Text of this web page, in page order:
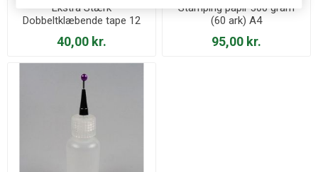
Ekstra Stærk
Dobbeltklæbende tape 12
mm 50 m
40,00 kr.
Stamping papir 300 gram
(60 ark) A4
95,00 kr.